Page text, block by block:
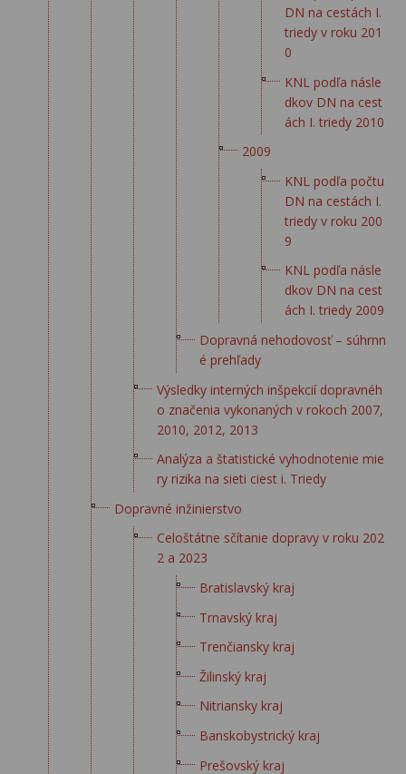
DN na cestách I.
triedy v roku 201
0
KNL podľa násle
dkov DN na cest
ách I. triedy 2010
2009
KNL podľa počtu
DN na cestách I.
triedy v roku 200
9
KNL podľa násle
dkov DN na cest
ách I. triedy 2009
Dopravná nehodovosť – súhrnn
é prehľady
Výsledky interných inšpekcií dopravnéh
o značenia vykonaných v rokoch 2007,
2010, 2012, 2013
Analýza a štatistické vyhodnotenie mie
ry rizika na sieti ciest i. Triedy
Dopravné inžinierstvo
Celoštátne sčítanie dopravy v roku 202
2 a 2023
Bratislavský kraj
Trnavský kraj
Trenčiansky kraj
Žilinský kraj
Nitriansky kraj
Banskobystrický kraj
Prešovský kraj